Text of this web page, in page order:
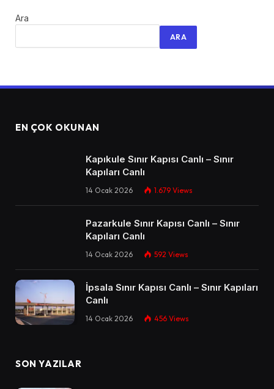
Ara
ARA
EN ÇOK OKUNAN
Kapıkule Sınır Kapısı Canlı – Sınır
Kapıları Canlı​
14 Ocak 2026 1.679 Views
Pazarkule Sınır Kapısı Canlı – Sınır
Kapıları Canlı​
14 Ocak 2026 592 Views
İpsala Sınır Kapısı Canlı – Sınır Kapıları
Canlı​
14 Ocak 2026 456 Views
SON YAZILAR